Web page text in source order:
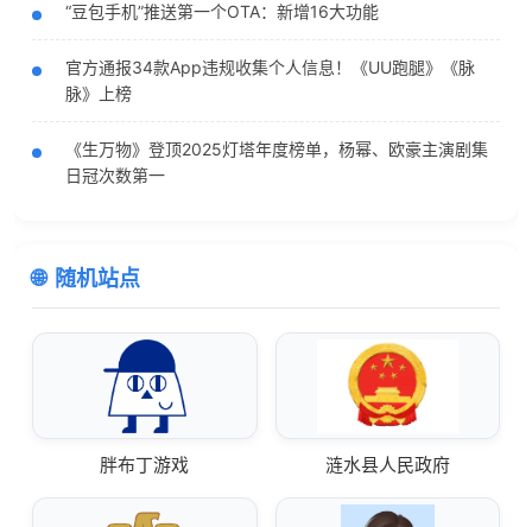
“豆包手机”推送第一个OTA：新增16大功能
官方通报34款App违规收集个人信息！《UU跑腿》《脉
脉》上榜
《生万物》登顶2025灯塔年度榜单，杨幂、欧豪主演剧集
日冠次数第一
随机站点
胖布丁游戏 涟水县人民政府